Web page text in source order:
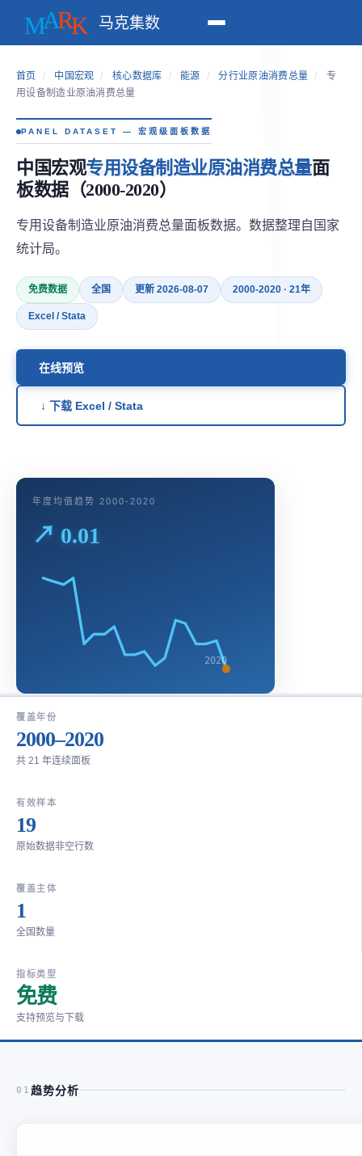
马克集数
首页 / 中国宏观 / 核心数据库 / 能源 / 分行业原油消费总量 /
专
用设备制造业原油消费总量
PANEL DATASET — 宏观级面板数据
中国宏观专用设备制造业原油消费总量面
板数据（2000-2020）
专用设备制造业原油消费总量面板数据。数据整理自国家
统计局。
免费数据 全国 更新 2026-08-07 2000-2020 · 21年
Excel / Stata
在线预览
↓ 下载 Excel / Stata
年度均值趋势 2000-2020
↗ 0.01
2020
覆盖年份
2000–2020
共 21 年连续面板
有效样本
19
原始数据非空行数
覆盖主体
1
全国数量
指标类型
免费
支持预览与下载
01 趋势分析